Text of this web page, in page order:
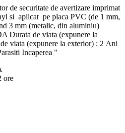
de securitate de avertizare imprimat
si aplicat pe placa PVC (de 1 mm,
3 mm (metalic, din aluminiu)
Durata de viata (expunere la
viata (expunere la exterior) : 2 Ani
Incaperea "
ore